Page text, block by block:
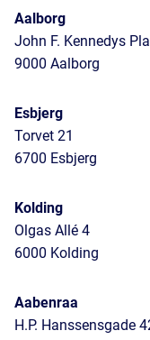
Aalborg
John F. Kennedys
9000 Aalborg
Esbjerg
Torvet 21
6700 Esbjerg
Kolding
Olgas Allé 4
6000 Kolding
Aabenraa
H.P. Hanssensgade